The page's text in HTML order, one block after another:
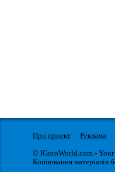
Про проект Реклама
© IGotoWorld.com - Your
Копіювання матеріалів